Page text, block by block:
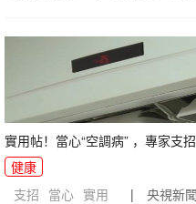
實用帖！當心“空調病” ，專家支招
健康
支招 當心 實用 | 央視新聞